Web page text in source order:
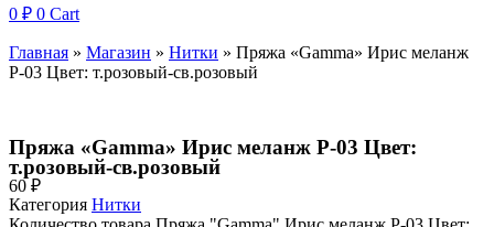
0 ₽ 0 Cart
Главная » Магазин » Нитки » Пряжа «Gamma» Ирис меланж
Р-03 Цвет: т.розовый-св.розовый
Пряжа «Gamma» Ирис меланж Р-03 Цвет:
т.розовый-св.розовый
60 ₽
Категория Нитки